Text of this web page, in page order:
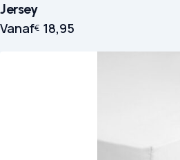
Jersey
Vanaf€ 18,95